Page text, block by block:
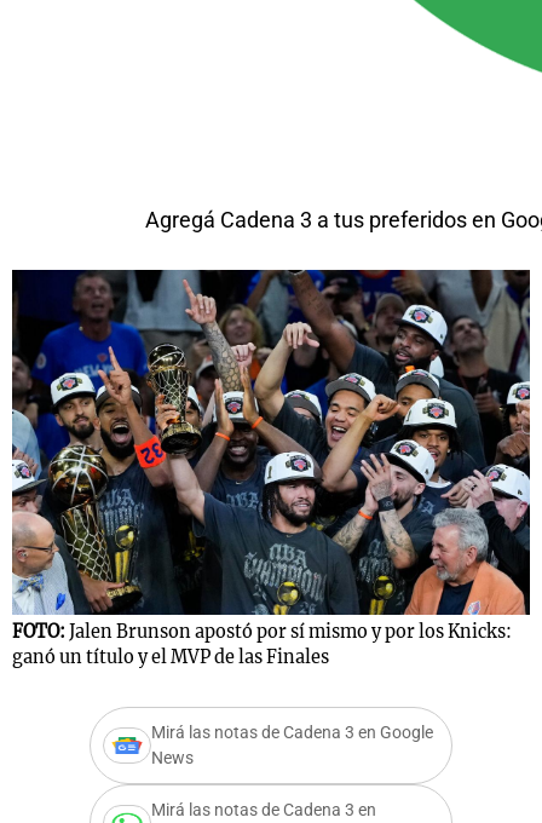
Agregá Cadena 3 a tus preferidos en
FOTO: Jalen Brunson apostó por sí mismo y por los Knicks:
ganó un título y el MVP de las Finales
Mirá las notas de Cadena 3 en Google
News
Mirá las notas de Cadena 3 en